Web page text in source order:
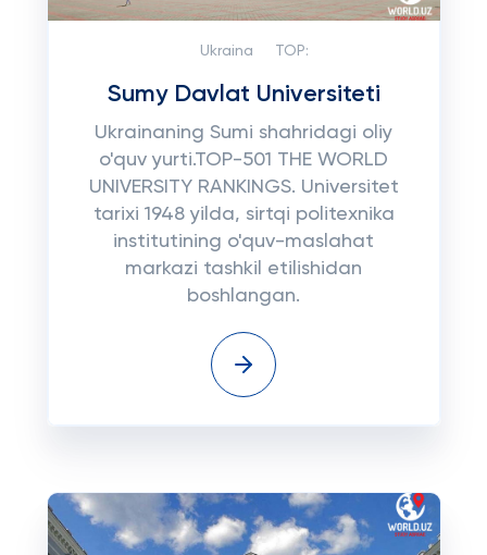
Ukraina TOP:
Sumy Davlat Universiteti
Ukrainaning Sumi shahridagi oliy
o'quv yurti.TOP-501 THE WORLD
UNIVERSITY RANKINGS. Universitet
tarixi 1948 yilda, sirtqi politexnika
institutining o'quv-maslahat
markazi tashkil etilishidan
boshlangan.